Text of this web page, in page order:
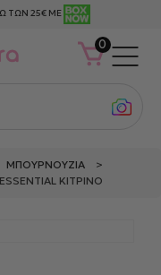
ΤΩΝ 25€ ΜΕ
0
ΜΠΟΥΡΝΟΎΖΙΑ >
ΚΙΤΡΙΝΟ